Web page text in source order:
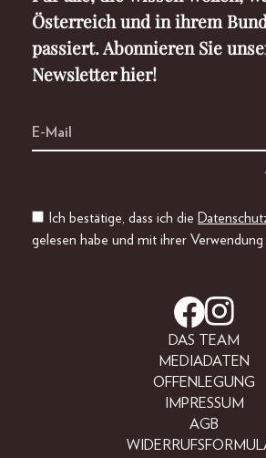
Österreich und in ihrem
passiert. Abonnieren Sie
Newsletter hier!
Ich bestätige, dass ich die
gelesen habe und mit ihrer
DAS TEAM
MEDIADATEN
OFFENLEGUNG
IMPRESSUM
AGB